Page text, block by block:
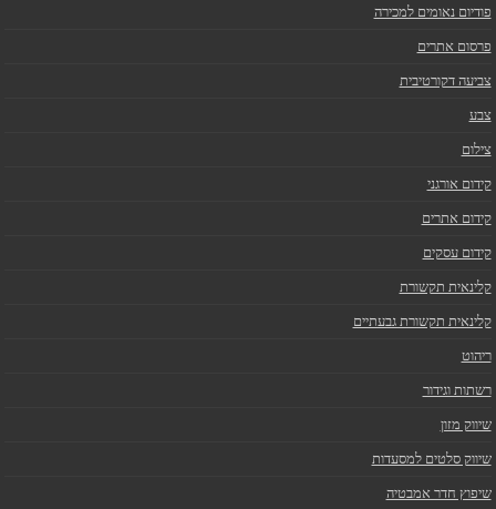
פודיום נאומים למכירה
פרסום אתרים
צביעה דקורטיבית
צבע
צילום
קידום אורגני
קידום אתרים
קידום עסקים
קלינאית תקשורת
קלינאית תקשורת גבעתיים
ריהוט
רשתות וגידור
שיווק מזון
שיווק סלטים למסעדות
שיפוץ חדר אמבטיה